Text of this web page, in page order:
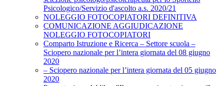
Psicologico/Servizio d'ascolto a.s. 2020/21
NOLEGGIO FOTOCOPIATORI DEFINITIVA
COMUNICAZIONE AGGIUDICAZIONE
NOLEGGIO FOTOCOPIATORI
Comparto Istruzione e Ricerca – Settore scuola –
Sciopero nazionale per l’intera giornata del 08 giugno
2020
– Sciopero nazionale per l’intera giornata del 05 giugno
2020